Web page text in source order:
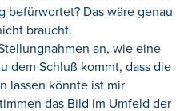
befürwortet? Das wäre genau
braucht.
an, wie eine
dem Schluß kommt, dass die
lassen könnte ist mir
das Bild im Umfeld der